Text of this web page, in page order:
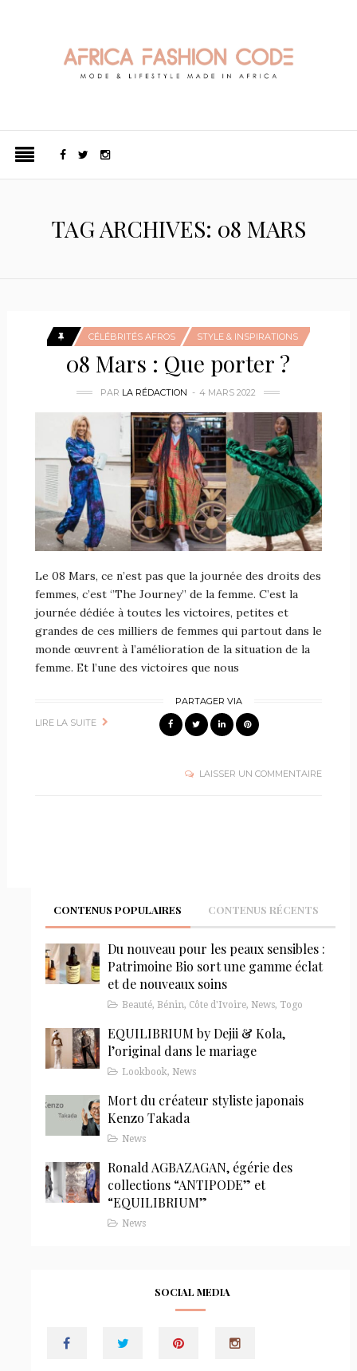
TAG ARCHIVES: 08 MARS
CÉLÉBRITÉS AFROS STYLE & INSPIRATIONS
08 Mars : Que porter ?
PAR LA RÉDACTION 4 MARS 2022
Le 08 Mars, ce n’est pas que la journée des droits des
femmes, c’est ‘’The Journey’’ de la femme. C’est la
journée dédiée à toutes les victoires, petites et
grandes de ces milliers de femmes qui partout dans le
monde œuvrent à l’amélioration de la situation de la
femme. Et l’une des victoires que nous
LIRE LA SUITE
PARTAGER VIA
LAISSER UN COMMENTAIRE
CONTENUS POPULAIRES CONTENUS RÉCENTS
Du nouveau pour les peaux sensibles :
Patrimoine Bio sort une gamme éclat
et de nouveaux soins
Beauté, Bénin, Côte d'Ivoire, News, Togo
EQUILIBRIUM by Dejii & Kola,
l’original dans le mariage
Lookbook, News
Mort du créateur styliste japonais
Kenzo Takada
News
Ronald AGBAZAGAN, égérie des
collections “ANTIPODE” et
“EQUILIBRIUM”
News
SOCIAL MEDIA